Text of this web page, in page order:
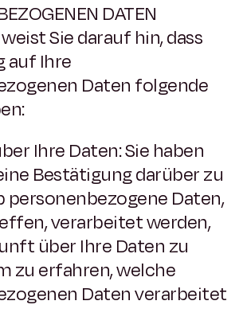
DATEN
Sie darauf hin, dass
auf Ihre
Daten folgende
Ihre Daten: Sie haben
Bestätigung darüber zu
personenbezogene Daten,
verarbeitet werden,
über Ihre Daten zu
zu erfahren, welche
Daten verarbeitet